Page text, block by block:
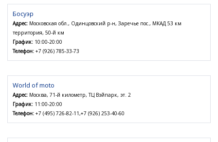
Босуэр
Адрес: Московская обл., Одинцовский р-н, Заречье пос., МКАД 53 км
территория, 50-й км
График: 10:00-20:00
Телефон: +7 (926) 785-33-73
World of moto
Адрес: Москва, 71-й километр, ТЦ Вэйпарк, эт. 2
График: 11:00-20:00
Телефон: +7 (495) 726-82-11,+7 (926) 253-40-60